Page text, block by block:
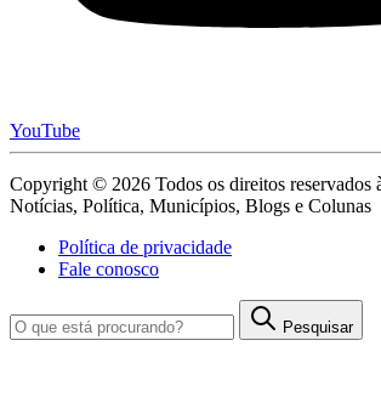
YouTube
Copyright © 2026 Todos os direitos reservados
Notícias, Política, Municípios, Blogs e Colunas
Política de privacidade
Fale conosco
Pesquisar